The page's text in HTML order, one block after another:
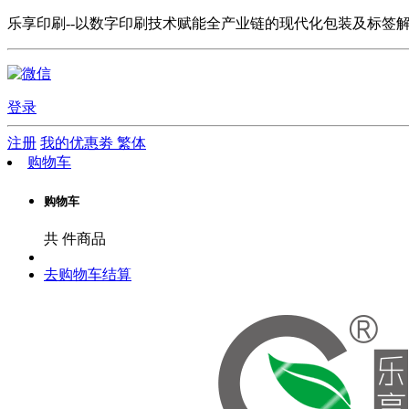
乐享印刷--以数字印刷技术赋能全产业链的现代化包装及标签
登录
注册 我的优惠劵 繁体
购物车
购物车
共 件商品
去购物车结算